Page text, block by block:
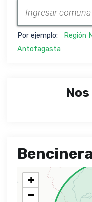
Por ejemplo: Región
Antofagasta
+
−